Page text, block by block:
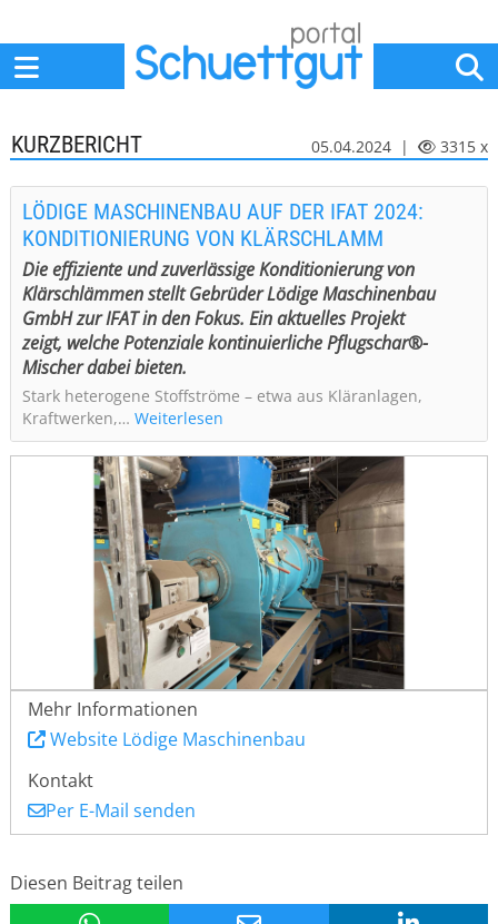
KURZBERICHT 05.04.2024 | 3315 x
LÖDIGE MASCHINENBAU AUF DER IFAT 2024:
KONDITIONIERUNG VON KLÄRSCHLAMM
Die effiziente und zuverlässige Konditionierung von
Klärschlämmen stellt Gebrüder Lödige Maschinenbau
GmbH zur IFAT in den Fokus. Ein aktuelles Projekt
zeigt, welche Potenziale kontinuierliche Pflugschar®-
Mischer dabei bieten.
Stark heterogene Stoffströme – etwa aus Kläranlagen,
Kraftwerken,… Weiterlesen
Mehr Informationen
Website Lödige Maschinenbau
Kontakt
Per E-Mail senden
Diesen Beitrag teilen